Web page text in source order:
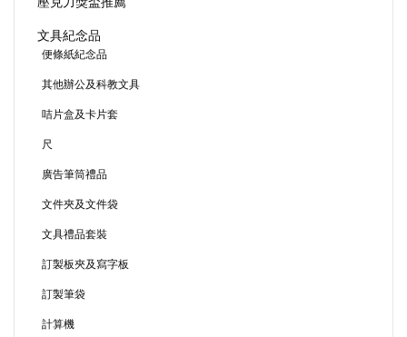
文具紀念品
便條紙紀念品
其他辦公及科教文具
咭片盒及卡片套
尺
廣告筆筒禮品
文件夾及文件袋
文具禮品套裝
訂製板夾及寫字板
訂製筆袋
計算機